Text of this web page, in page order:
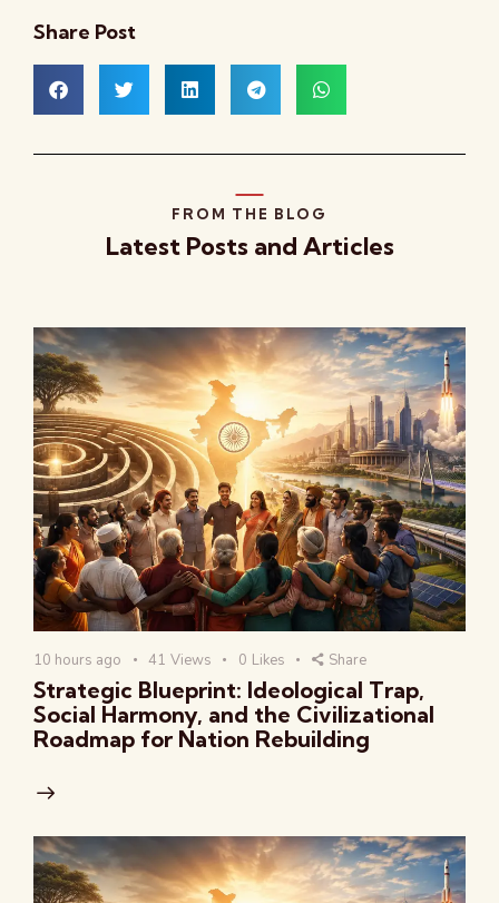
Share Post
FROM THE BLOG
Latest Posts and Articles
10 hours ago 41 Views 0 Likes Share
Strategic Blueprint: Ideological Trap,
Social Harmony, and the Civilizational
Roadmap for Nation Rebuilding